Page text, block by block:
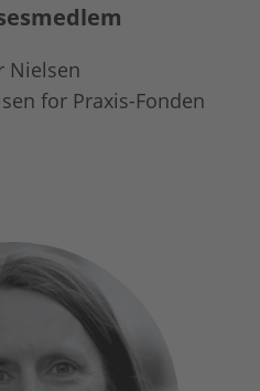
Nielsen
for Praxis-Fonden